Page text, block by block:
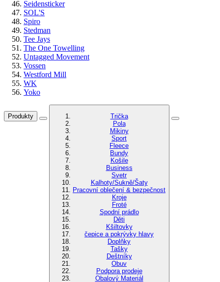
Seidensticker
SOL'S
Spiro
Stedman
Tee Jays
The One Towelling
Untagged Movement
Vossen
Westford Mill
WK
Yoko
Produkty
Trička
Pola
Mikiny
Sport
Fleece
Bundy
Košile
Business
Svetr
Kalhoty/Sukně/Šaty
Pracovní oblečení & bezpečnost
Kroje
Froté
Spodní prádlo
Děti
Kšiltovky
čepice a pokrývky hlavy
Doplňky
Tašky
Deštníky
Obuv
Podpora prodeje
Obalový Materiál